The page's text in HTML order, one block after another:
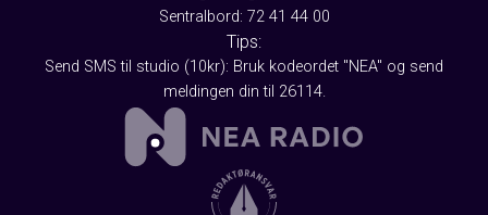
Sentralbord: 72 41 44 00
Tips:
Send SMS til studio (10kr): Bruk kodeordet "NEA" og send
meldingen din til 26114.